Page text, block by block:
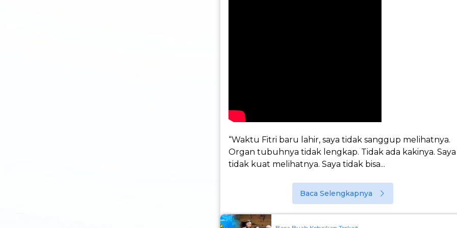
“Waktu Fitri baru lahir, saya tidak sanggup melihatnya.
Organ tubuhnya tidak lengkap. Tidak ada kakinya. Saya
tidak kuat melihatnya. Saya tidak bisa...
Baca Selengkapnya